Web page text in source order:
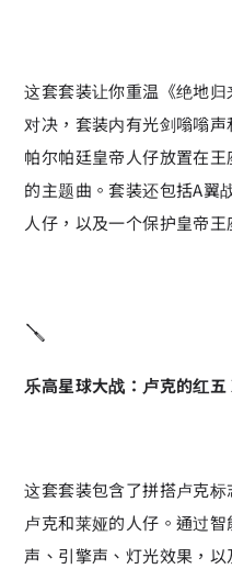
这套套装让你重温《绝地
对决，套装内有光剑嗡嗡
帕尔帕廷皇帝人仔放置在王
的主题曲。套装还包括A翼
人仔，以及一个保护皇帝王
🪛
乐高星球大战：卢克的红
这套套装包含了拼搭卢克
卢克和莱娅的人仔。通过
声、引擎声、灯光效果，